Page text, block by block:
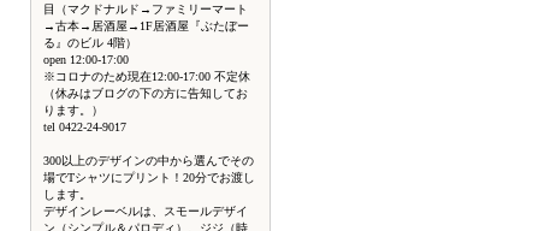
目（マクドナルド→ファミリーマート
→古本→居酒屋→1F居酒屋『ぶたぼー
る』のビル 4階）
open 12:00-17:00
※コロナのため現在12:00-17:00 不定休
（休みはブログの下の方に告知してお
ります。）
tel 0422-24-9017
300以上のデザインの中から選んでその
場でTシャツにプリント！20分でお渡し
します。
デザインレーベルは、スモールデザイ
ン（シンプル＆パロディ）、ジジ（時